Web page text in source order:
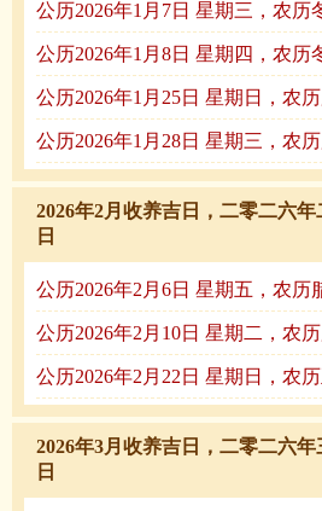
公历2026年1月7日 星期三，农历
公历2026年1月8日 星期四，农历
公历2026年1月25日 星期日，农
公历2026年1月28日 星期三，农
2026年2月收养吉日，二零二六
日
公历2026年2月6日 星期五，农历
公历2026年2月10日 星期二，农
公历2026年2月22日 星期日，农
2026年3月收养吉日，二零二六
日